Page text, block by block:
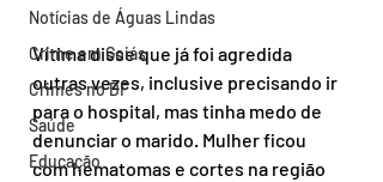
Notícias de Águas Lindas
Crime em Goiás
Crimes no DF
Saúde
Educação
Vítima disse que já foi agredida
outras vezes, inclusive precisando ir
para o hospital, mas tinha medo de
denunciar o marido. Mulher ficou
com hematomas e cortes na região